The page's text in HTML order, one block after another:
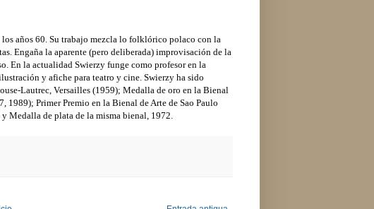
años 60. Su trabajo mezcla lo folklórico polaco con la
Engaña la aparente (pero deliberada) improvisación de la
En la actualidad Swierzy funge como profesor en la
y afiche para teatro y cine. Swierzy ha sido
Lautrec, Versailles (1959); Medalla de oro en la Bienal
Primer Premio en la Bienal de Arte de Sao Paulo
Medalla de plata de la misma bienal, 1972.